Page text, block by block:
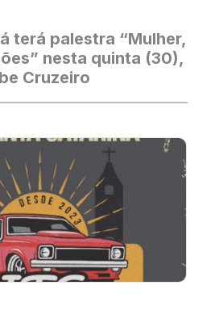
terá palestra “Mulher,
nesta quinta (30),
Cruzeiro